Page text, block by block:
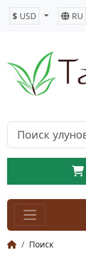
$ USD RU
Поиск